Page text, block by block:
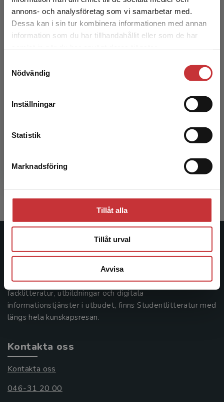
annons- och analysföretag som vi samarbetar med.
Dessa kan i sin tur kombinera informationen med annan
information som du har tillhandahållit eller som de har
Nödvändig
Inställningar
Statistik
Marknadsföring
Tillåt alla
Tillåt urval
Avvisa
Det verkar som att du besöker
studentlitteratur.se via en enhet utanför Sverige.
Vi erbjuder inte leveranser utanför Sverige. För
att kunna slutföra ett köp måste
432 krinkl. moms
Exkl. moms: 408 kr
Studentlitteratur
Studentlitteratur grundades 1963 och är idag Sveriges
ledande utbildningsförlag. Med läromedel, kurslitteratur,
facklitteratur, utbildningar och digitala
informationstjänster i utbudet, finns Studentlitteratur med
längs hela kunskapsresan.
Kontakta oss
Kontakta oss
046-31 20 00